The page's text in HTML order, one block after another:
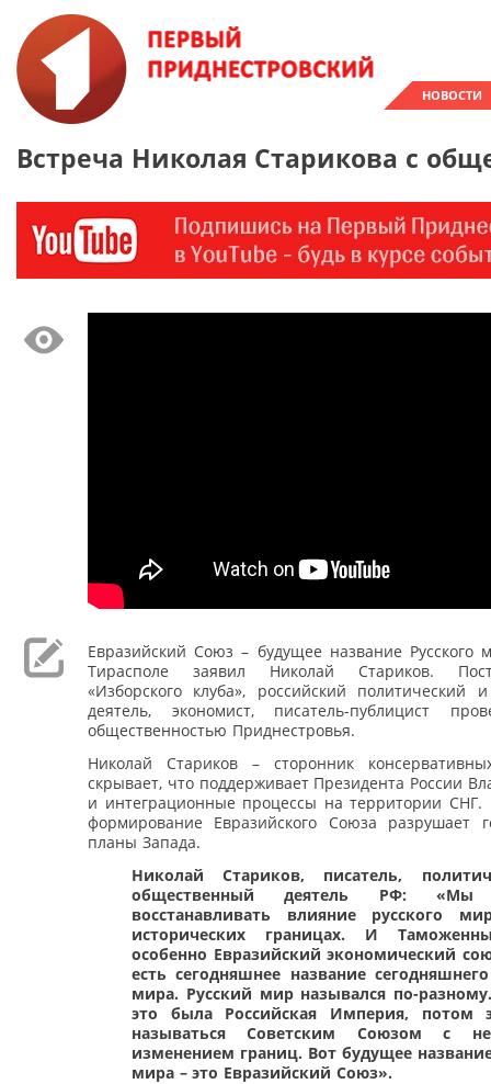
НОВОСТИ
Встреча Николая Старикова с
Евразийский Союз – будущее название
Тирасполе заявил Николай Стариков.
«Изборского клуба», российский политический
деятель, экономист, писатель-публицист
общественностью Приднестровья.
Николай Стариков – сторонник
скрывает, что поддерживает Президента России
и интеграционные процессы на территории
формирование Евразийского Союза разрушает
планы Запада.
Николай Стариков, писатель,
общественный деятель РФ: «Мы
восстанавливать влияние русского
исторических границах. И
особенно Евразийский экономический
есть сегодняшнее название
мира. Русский мир назывался по-
это была Российская Империя, потом
называться Советским Союзом с
изменением границ. Вот будущее
мира – это Евразийский Союз».